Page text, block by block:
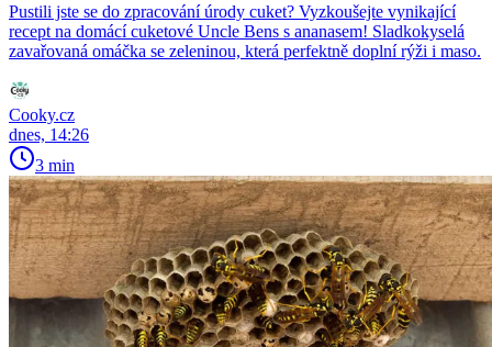
Pustili jste se do zpracování úrody cuket? Vyzkoušejte vynikající
recept na domácí cuketové Uncle Bens s ananasem! Sladkokyselá
zavařovaná omáčka se zeleninou, která perfektně doplní rýži i maso.
Cooky.cz
dnes, 14:26
3 min